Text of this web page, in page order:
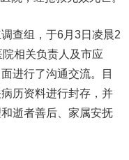
查组，于6月3日凌晨2
相关负责人及市应
进行了沟通交流。目
历资料进行封存，并
逝者善后、家属安抚